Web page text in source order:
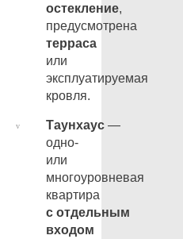
остекление,
предусмотрена
терраса
или
эксплуатируемая
кровля.
Таунхаус —
одно-
или
многоуровневая
квартира
с отдельным
входом